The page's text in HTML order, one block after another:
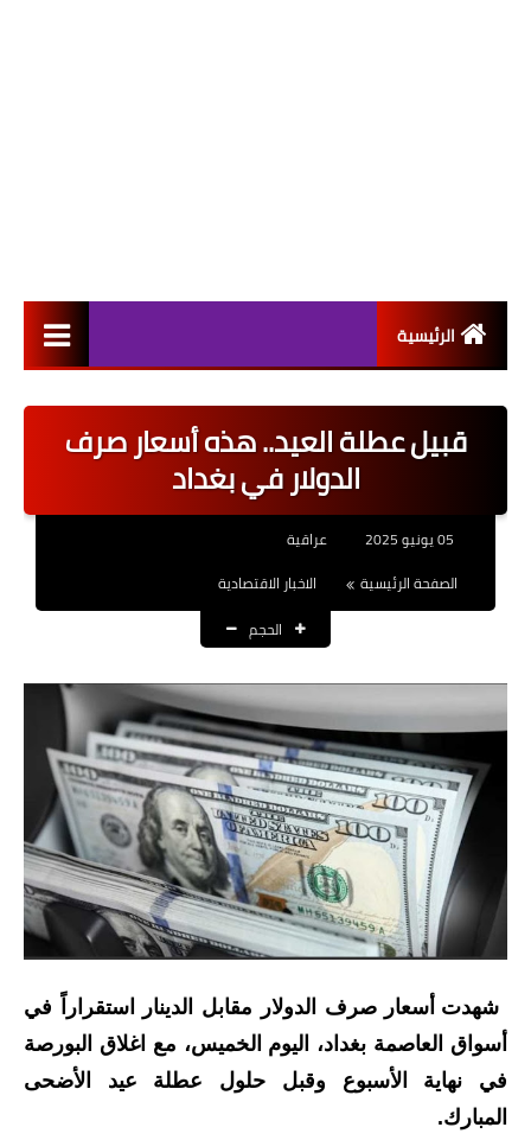
الرئيسية
اخبار القطاع العام
اخبار القطاع الخاص
العقود والاجور اليومية
الرواتب
القروض والسلف
المنح المالية
قطع الاراضي
اخبار العراق
الاخبار السياسية
الاخبار الامنية
قبيل عطلة العيد.. هذه أسعار صرف
الدولار في بغداد
عراقية
الصفحة الرئيسية
الاخبار الاقتصادية
الحجم
شهدت أسعار صرف الدولار مقابل الدينار استقراراً في
أسواق العاصمة بغداد، اليوم الخميس، مع اغلاق البورصة
في نهاية الأسبوع وقبل حلول عطلة عيد الأضحى
المبارك.